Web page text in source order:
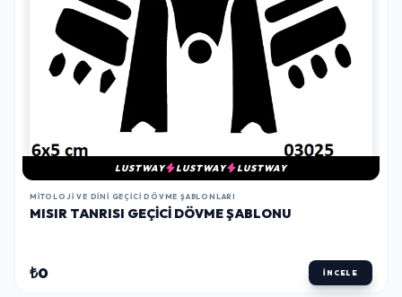
LUSTWAY LUSTWAY LUSTWAY
MITOLOJI VE DINI GEÇICI DÖVME ŞABLONLARI
MISIR TANRISI GEÇICI DÖVME ŞABLONU
₺0 İNCELE